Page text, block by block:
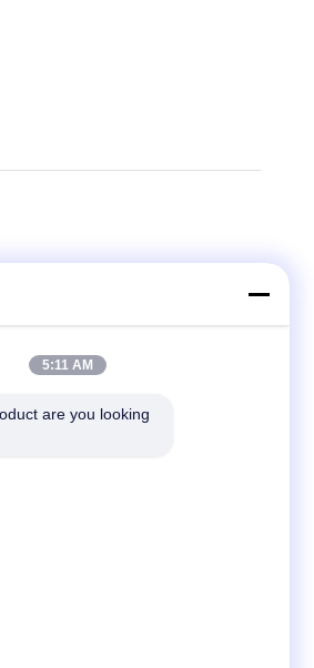
す.
行する; 4) 預金または完全な支払
5:11 AM
are you looking